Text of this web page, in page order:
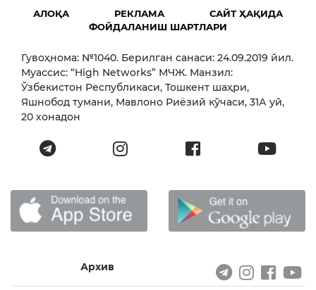
АЛОҚА РЕКЛАМА
САЙТ ҲАҚИДА
ФОЙДАЛАНИШ ШАРТЛАРИ
Гувоҳнома: №1040. Берилган санаси: 24.09.2019 йил.
Муассис: “High Networks” МЧЖ. Манзил:
Ўзбекистон Республикаси, Тошкент шаҳри,
Яшнобод тумани, Мавлоно Риёзий кўчаси, 31А уй,
20 хонадон
Архив